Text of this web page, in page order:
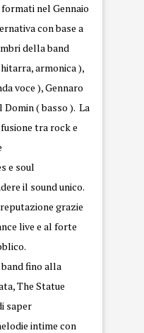
nel Gennaio
con base a
della band
armonica ),
voce ), Gennaro
( basso ). La
tra rock e
e soul
il sound unico.
grazie
live e al forte
fino alla
The Statue
saper
intime con